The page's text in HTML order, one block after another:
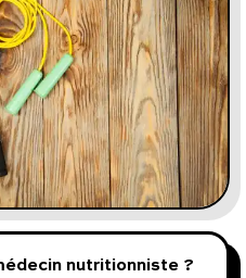
nutritionniste ?